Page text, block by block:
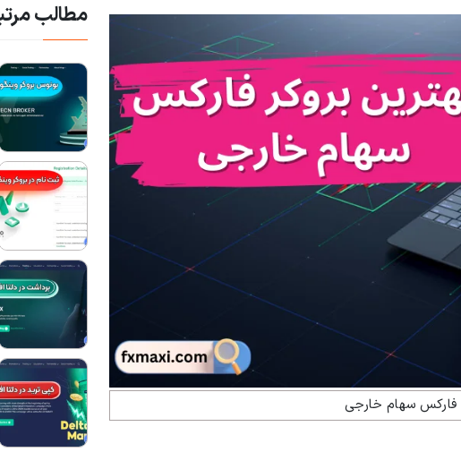
فارکس سهام خارجی
مطالب